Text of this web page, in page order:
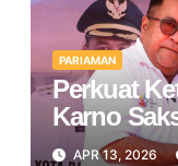
PARIAMAN
Perkuat
Karno
Station
APR 13, 2026